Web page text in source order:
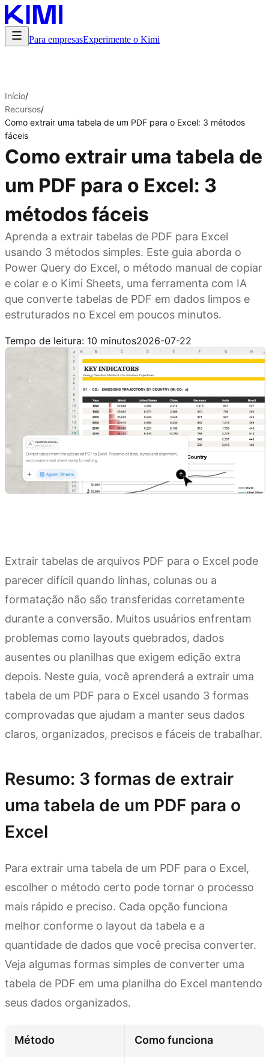
Para empresasExperimente o Kimi
Início/
Recursos/
Como extrair uma tabela de um PDF para o Excel: 3 métodos
fáceis
Como extrair uma tabela de
um PDF para o Excel: 3
métodos fáceis
Aprenda a extrair tabelas de PDF para Excel
usando 3 métodos simples. Este guia aborda o
Power Query do Excel, o método manual de copiar
e colar e o Kimi Sheets, uma ferramenta com IA
que converte tabelas de PDF em dados limpos e
estruturados no Excel em poucos minutos.
Tempo de leitura: 10 minutos2026-07-22
Extrair tabelas de arquivos PDF para o Excel pode
parecer difícil quando linhas, colunas ou a
formatação não são transferidas corretamente
durante a conversão. Muitos usuários enfrentam
problemas como layouts quebrados, dados
ausentes ou planilhas que exigem edição extra
depois. Neste guia, você aprenderá a extrair uma
tabela de um PDF para o Excel usando 3 formas
comprovadas que ajudam a manter seus dados
claros, organizados, precisos e fáceis de trabalhar.
Resumo: 3 formas de extrair
uma tabela de um PDF para o
Excel
Para extrair uma tabela de um PDF para o Excel,
escolher o método certo pode tornar o processo
mais rápido e preciso. Cada opção funciona
melhor conforme o layout da tabela e a
quantidade de dados que você precisa converter.
Veja algumas formas simples de converter uma
tabela de PDF em uma planilha do Excel mantendo
seus dados organizados.
Método Como funciona